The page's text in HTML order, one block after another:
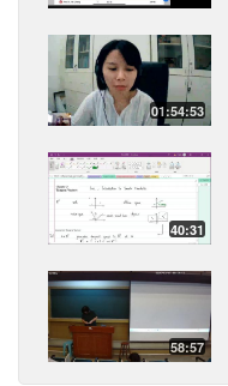
01:54:53
40:31
58:57